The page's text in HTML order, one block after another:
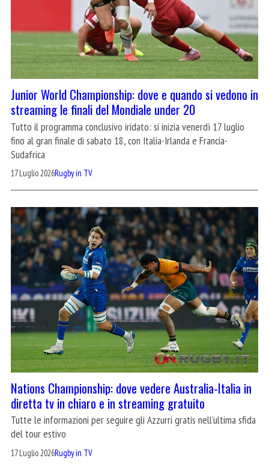
Junior World Championship: dove e quando si vedono in
streaming le finali del Mondiale under 20
Tutto il programma conclusivo iridato: si inizia venerdì 17 luglio
fino al gran finale di sabato 18, con Italia-Irlanda e Francia-
Sudafrica
17 Luglio 2026Rugby in TV
Nations Championship: dove vedere Australia-Italia in
diretta tv in chiaro e in streaming gratuito
Tutte le informazioni per seguire gli Azzurri gratis nell'ultima sfida
del tour estivo
17 Luglio 2026Rugby in TV